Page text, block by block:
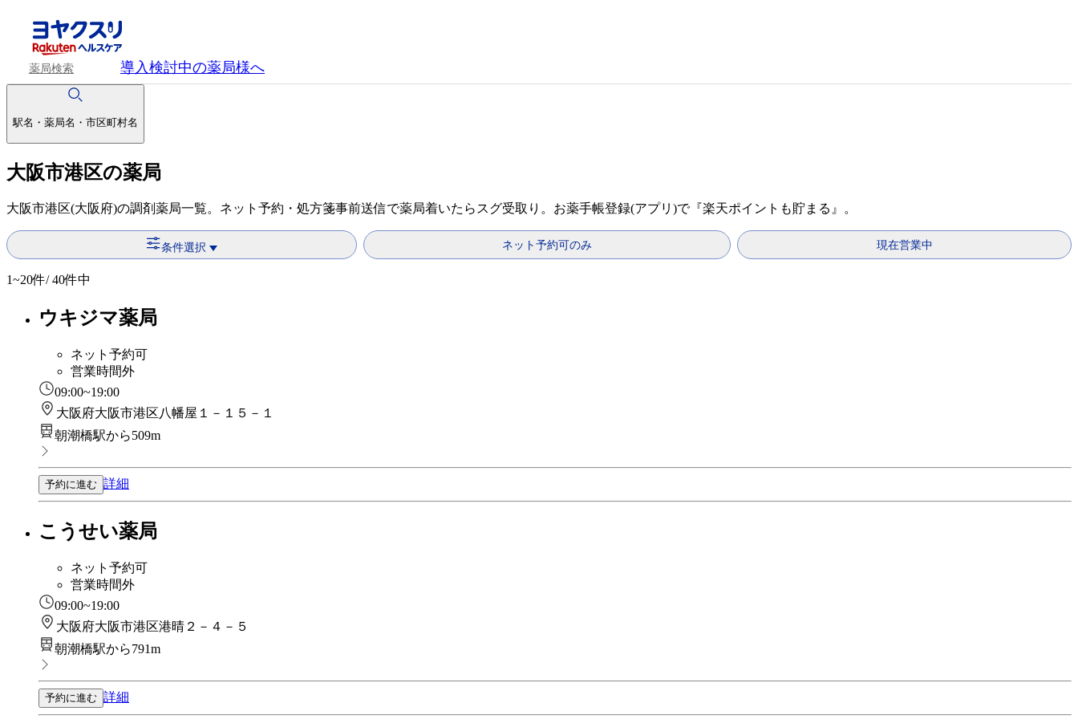
薬局検索 導入検討中の薬局様へ
駅名・薬局名・市区町村名
大阪市港区の薬局
大阪市港区(大阪府)の調剤薬局一覧。ネット予約・処方箋事前送信で薬局着いたらスグ受取り。お薬手帳登録(アプリ)で『楽天ポイントも貯まる』。
条件選択 ネット予約可のみ 現在営業中
1~20件/ 40件中
ウキジマ薬局
ネット予約可
営業時間外
09:00~19:00
大阪府大阪市港区八幡屋１－１５－１
朝潮橋駅から509m
予約に進む 詳細
こうせい薬局
ネット予約可
営業時間外
09:00~19:00
大阪府大阪市港区港晴２－４－５
朝潮橋駅から791m
予約に進む 詳細